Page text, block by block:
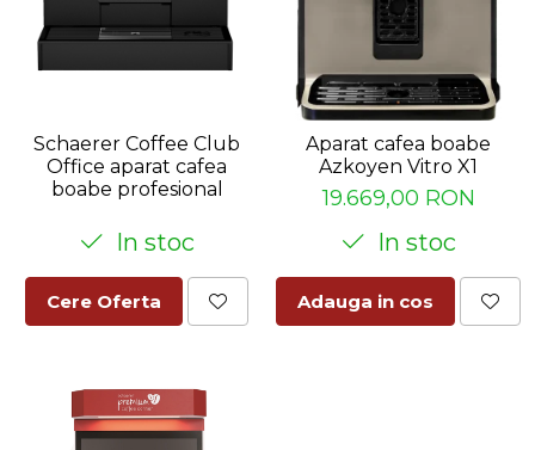
Schaerer Coffee Club
Office aparat cafea
boabe profesional
In stoc
Cere Oferta
Aparat cafea boabe
Azkoyen Vitro X1
19.669,00 RON
In stoc
Adauga in cos